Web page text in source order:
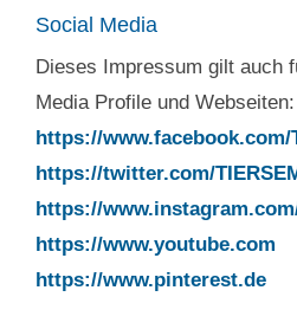
Social Media
Dieses Impressum gilt auch
Media Profile und Webseiten:
https://
https://twitter.com/
https://
https://www.youtube.com
https://www.pinterest.de